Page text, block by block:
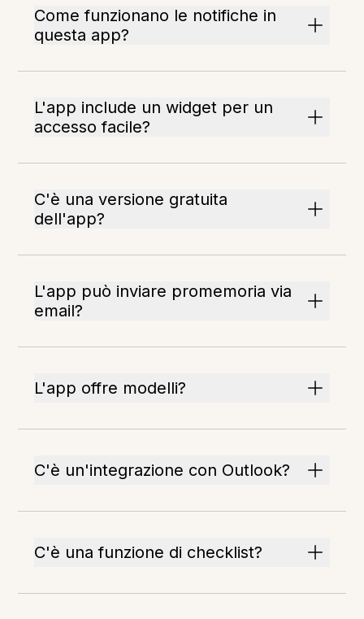
Come funzionano le notifiche in
questa app?
L'app include un widget per un
accesso facile?
C'è una versione gratuita
dell'app?
L'app può inviare promemoria via
email?
L'app offre modelli?
C'è un'integrazione con Outlook?
C'è una funzione di checklist?